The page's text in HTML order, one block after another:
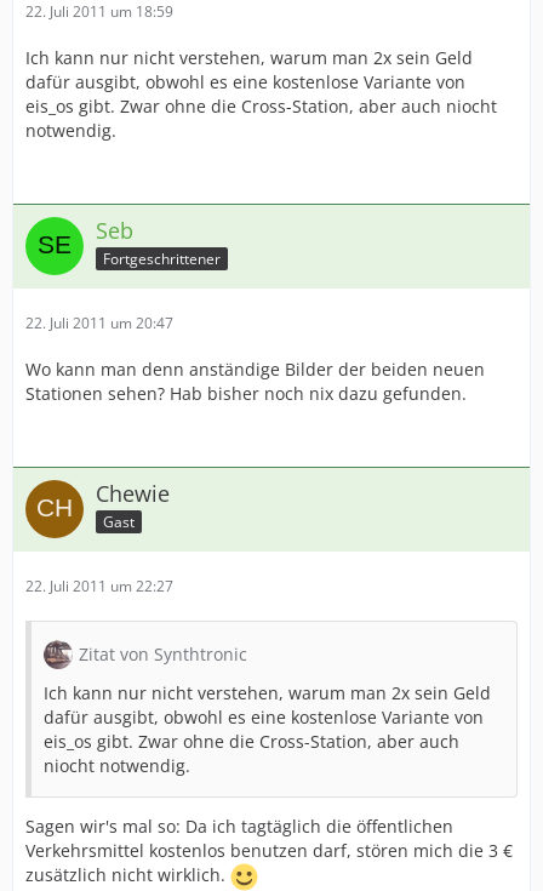
22. Juli 2011 um 18:59
Ich kann nur nicht verstehen, warum man 2x sein Geld
dafür ausgibt, obwohl es eine kostenlose Variante von
eis_os gibt. Zwar ohne die Cross-Station, aber auch niocht
notwendig.
Seb
Fortgeschrittener
22. Juli 2011 um 20:47
Wo kann man denn anständige Bilder der beiden neuen
Stationen sehen? Hab bisher noch nix dazu gefunden.
Chewie
Gast
22. Juli 2011 um 22:27
Zitat von Synthtronic
Ich kann nur nicht verstehen, warum man 2x sein Geld
dafür ausgibt, obwohl es eine kostenlose Variante von
eis_os gibt. Zwar ohne die Cross-Station, aber auch
niocht notwendig.
Sagen wir's mal so: Da ich tagtäglich die öffentlichen
Verkehrsmittel kostenlos benutzen darf, stören mich die 3 €
zusätzlich nicht wirklich.